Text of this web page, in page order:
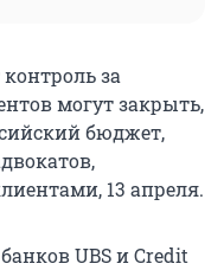
за
могут закрыть,
бюджет,
13 апреля.
UBS и Сredit